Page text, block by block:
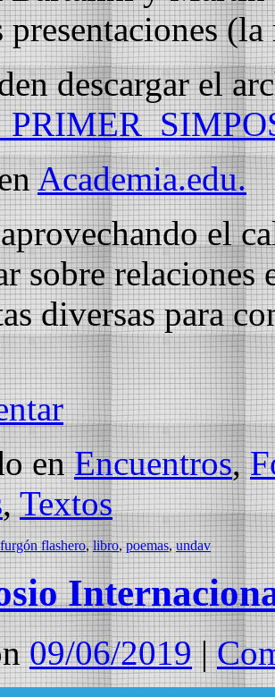
presentaciones
descargar el
Academia.edu.
el
sobre relaciones
diversas para
en Encuentros,
,Textos
furgón flashero,libro,poemas,undav
09/06/2019 |